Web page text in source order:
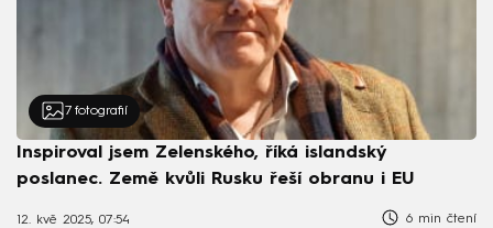
7 fotografií
Inspiroval jsem Zelenského, říká islandský
poslanec. Země kvůli Rusku řeší obranu i EU
12. kvě 2025, 07:54 6 min čtení